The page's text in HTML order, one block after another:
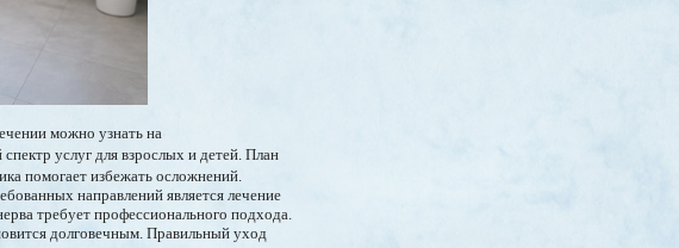
можно узнать на
услуг для взрослых и детей. План
помогает избежать осложнений.
направлений является лечение
требует профессионального подхода.
долговечным. Правильный уход